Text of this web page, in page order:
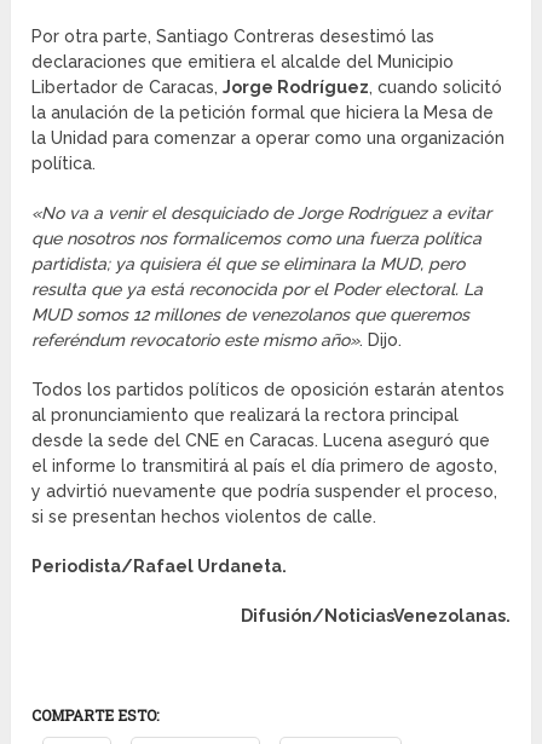
Por otra parte, Santiago Contreras desestimó las
declaraciones que emitiera el alcalde del Municipio
Libertador de Caracas,Jorge Rodríguez, cuando solicitó
la anulación de la petición formal que hiciera la Mesa de
la Unidad para comenzar a operar como una organización
política.
«No va a venir el desquiciado de Jorge Rodríguez a evitar
que nosotros nos formalicemos como una fuerza política
partidista; ya quisiera él que se eliminara la MUD, pero
resulta que ya está reconocida por el Poder electoral. La
MUD somos 12 millones de venezolanos que queremos
referéndum revocatorio este mismo año». Dijo.
Todos los partidos políticos de oposición estarán atentos
al pronunciamiento que realizará la rectora principal
desde la sede del CNE en Caracas. Lucena aseguró que
el informe lo transmitirá al país el día primero de agosto,
y advirtió nuevamente que podría suspender el proceso,
si se presentan hechos violentos de calle.
Periodista/Rafael Urdaneta.
Difusión/NoticiasVenezolanas.
COMPARTE ESTO: